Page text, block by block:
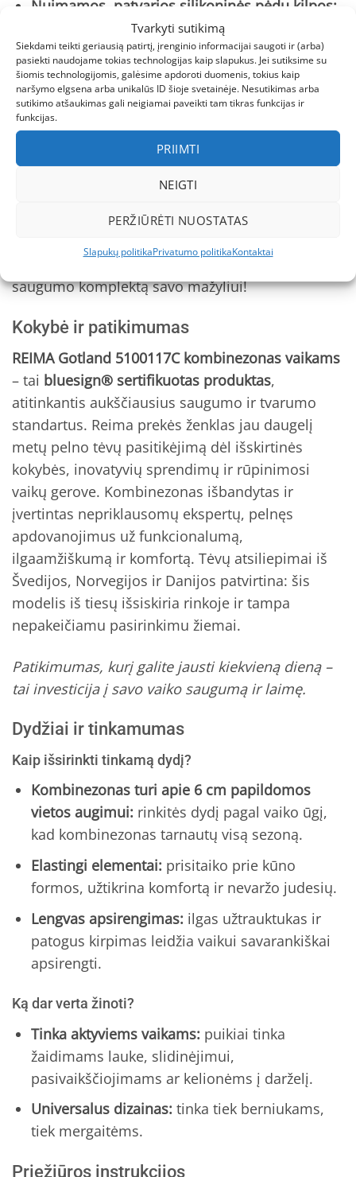
Tvarkyti sutikimą
Siekdami teikti geriausią patirtį, įrenginio informacijai saugoti ir (arba)
pasiekti naudojame tokias technologijas kaip slapukus. Jei sutiksime su
šiomis technologijomis, galėsime apdoroti duomenis, tokius kaip
naršymo elgsena arba unikalūs ID šioje svetainėje. Nesutikimas arba
sutikimo atšaukimas gali neigiamai paveikti tam tikras funkcijas ir
funkcijas.
PRIIMTI
NEIGTI
PERŽIŪRĖTI NUOSTATAS
Slapukų politikaPrivatumo politikaKontaktai
Nuimamos, patvarios silikoninės pėdų kilpos:
užtikrina, kad klešnės neslystų nuo batų.
Papildomai pašiltinta sėdimoji dalis:vaikas
išliks šiltas net sėdėdamas ant sniego.
Švelnus poliesterio pamušalas:malonus liesti,
nedirgina odos.
kurti prisiminimus. Šis kombinezonas puikiai
pavasariniais batais
– sukurkite pilną komforto ir
saugumo komplektą savo mažyliui!
Kokybė ir patikimumas
REIMA Gotland 5100117C kombinezonas vaikams
– tai bluesign® sertifikuotas produktas,
atitinkantis aukščiausius saugumo ir tvarumo
standartus. Reima prekės ženklas jau daugelį
metų pelno tėvų pasitikėjimą dėl išskirtinės
kokybės, inovatyvių sprendimų ir rūpinimosi
vaikų gerove. Kombinezonas išbandytas ir
įvertintas nepriklausomų ekspertų, pelnęs
apdovanojimus už funkcionalumą,
ilgaamžiškumą ir komfortą. Tėvų atsiliepimai iš
Švedijos, Norvegijos ir Danijos patvirtina: šis
modelis iš tiesų išsiskiria rinkoje ir tampa
nepakeičiamu pasirinkimu žiemai.
Patikimumas, kurį galite jausti kiekvieną dieną –
tai investicija į savo vaiko saugumą ir laimę.
Dydžiai ir tinkamumas
Kaip išsirinkti tinkamą dydį?
Kombinezonas turi apie 6 cm papildomos
vietos augimui: rinkitės dydį pagal vaiko ūgį,
kad kombinezonas tarnautų visą sezoną.
Elastingi elementai: prisitaiko prie kūno
formos, užtikrina komfortą ir nevaržo judesių.
Lengvas apsirengimas: ilgas užtrauktukas ir
patogus kirpimas leidžia vaikui savarankiškai
apsirengti.
Ką dar verta žinoti?
Tinka aktyviems vaikams: puikiai tinka
žaidimams lauke, slidinėjimui,
pasivaikščiojimams ar kelionėms į darželį.
Universalus dizainas: tinka tiek berniukams,
tiek mergaitėms.
Priežiūros instrukcijos